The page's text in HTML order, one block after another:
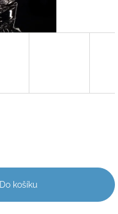
Do košíku